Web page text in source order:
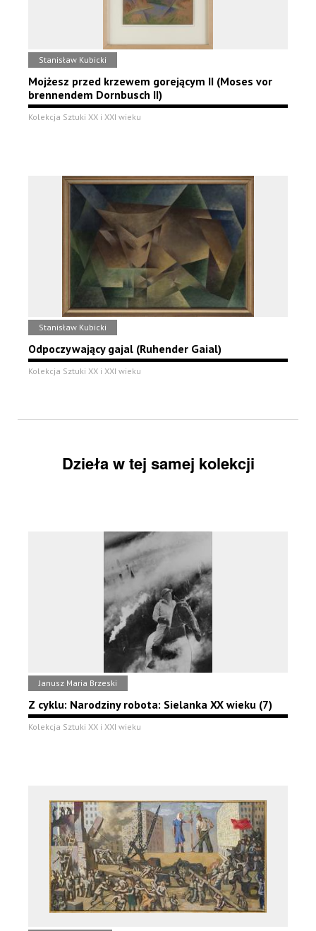
Stanisław Kubicki
Mojżesz przed krzewem gorejącym II (Moses vor
brennendem Dornbusch II)
Kolekcja Sztuki XX i XXI wieku
Stanisław Kubicki
Odpoczywający gajal (Ruhender Gaial)
Kolekcja Sztuki XX i XXI wieku
Dzieła w tej samej kolekcji
Janusz Maria Brzeski
Z cyklu: Narodziny robota: Sielanka XX wieku (7)
Kolekcja Sztuki XX i XXI wieku